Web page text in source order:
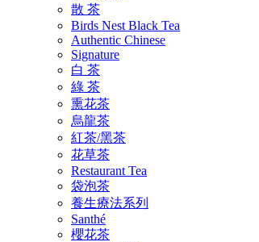
散 茶
Birds Nest Black Tea
Authentic Chinese
Signature
白 茶
綠 茶
熏花茶
烏龍茶
紅茶/黑茶
花草茶
Restaurant Tea
袋泡茶
養生療法系列
Santhé
櫻花茶